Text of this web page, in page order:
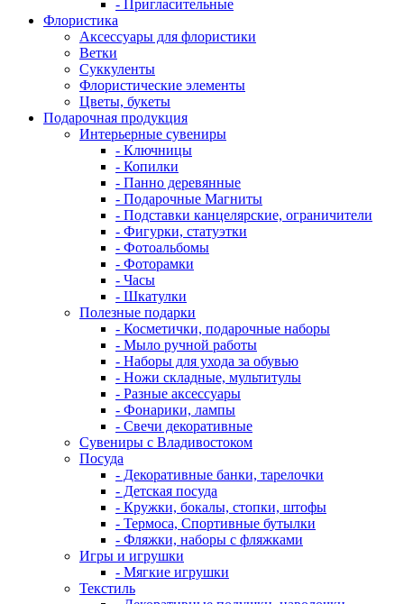
- Пригласительные
Флористика
Аксессуары для флористики
Ветки
Суккуленты
Флористические элементы
Цветы, букеты
Подарочная продукция
Интерьерные сувениры
- Ключницы
- Копилки
- Панно деревянные
- Подарочные Магниты
- Подставки канцелярские, ограничители
- Фигурки, статуэтки
- Фотоальбомы
- Фоторамки
- Часы
- Шкатулки
Полезные подарки
- Косметички, подарочные наборы
- Мыло ручной работы
- Наборы для ухода за обувью
- Ножи складные, мультитулы
- Разные аксессуары
- Фонарики, лампы
- Свечи декоративные
Сувениры с Владивостоком
Посуда
- Декоративные банки, тарелочки
- Детская посуда
- Кружки, бокалы, стопки, штофы
- Термоса, Спортивные бутылки
- Фляжки, наборы с фляжками
Игры и игрушки
- Мягкие игрушки
Текстиль